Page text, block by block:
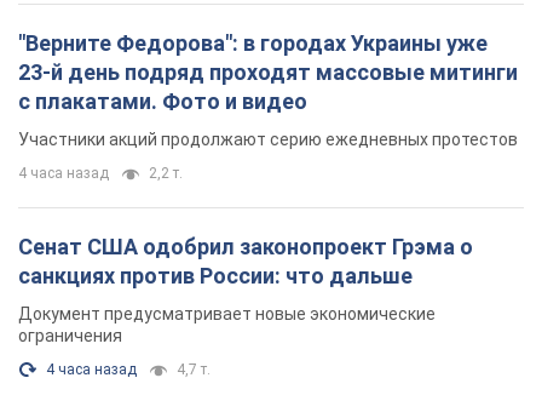
"Верните Федорова": в городах Украины уже
23-й день подряд проходят массовые митинги
с плакатами. Фото и видео
Участники акций продолжают серию ежедневных протестов
4 часа назад 2,2 т.
Сенат США одобрил законопроект Грэма о
санкциях против России: что дальше
Документ предусматривает новые экономические
ограничения
4 часа назад 4,7 т.